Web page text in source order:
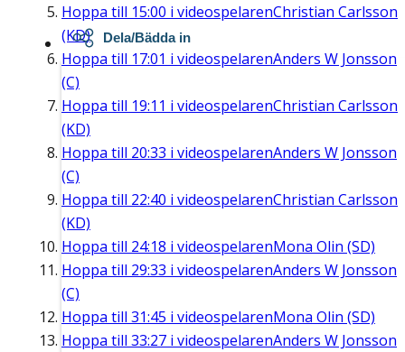
Hoppa till 15:00 i videospelarenChristian Carlsson
(KD)
Hoppa till 17:01 i videospelarenAnders W Jonsson
(C)
Hoppa till 19:11 i videospelarenChristian Carlsson
(KD)
Hoppa till 20:33 i videospelarenAnders W Jonsson
(C)
Hoppa till 22:40 i videospelarenChristian Carlsson
(KD)
Hoppa till 24:18 i videospelarenMona Olin (SD)
Hoppa till 29:33 i videospelarenAnders W Jonsson
(C)
Hoppa till 31:45 i videospelarenMona Olin (SD)
Hoppa till 33:27 i videospelarenAnders W Jonsson
Dela/Bädda in